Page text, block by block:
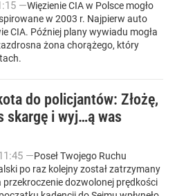
—Więzienie CIA w Polsce mogło
w 2003 r. Najpierw auto
CIA. Później plany wywiadu mogła
żona chorążego, który
do policjantów: Złożę,
skargę i wyj…ą was
—Poseł Twojego Ruchu
po raz kolejny został zatrzymany
przekroczenie dozwolonej prędkości